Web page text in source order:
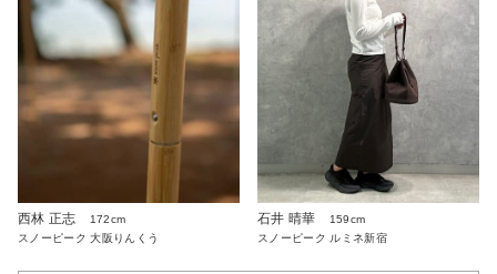
西林 正志
172cm
スノーピーク 大阪りんくう
石井 晴華
159cm
スノーピーク ルミネ新宿